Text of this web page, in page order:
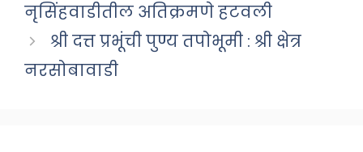
नृसिंहवाडीतील अतिक्रमणे हटवली
श्री दत्त प्रभूंची पुण्य तपोभूमी : श्री क्षेत्र
नरसोबावाडी